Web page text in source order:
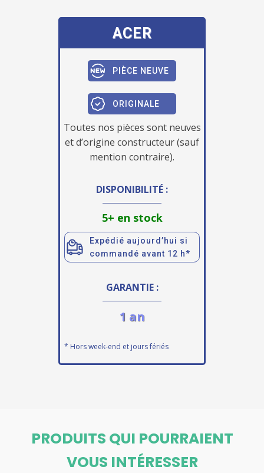
ACER
PIÈCE NEUVE
ORIGINALE
Toutes nos pièces sont neuves
et d’origine constructeur (sauf
mention contraire).
DISPONIBILITÉ :
5+ en stock
Expédié aujourd’hui si
commandé avant 12 h*
GARANTIE :
1 an
* Hors week-end et jours fériés
PRODUITS QUI POURRAIENT
VOUS INTÉRESSER